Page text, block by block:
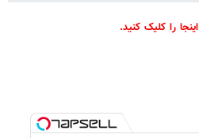
اینجا را کلیک کنید.